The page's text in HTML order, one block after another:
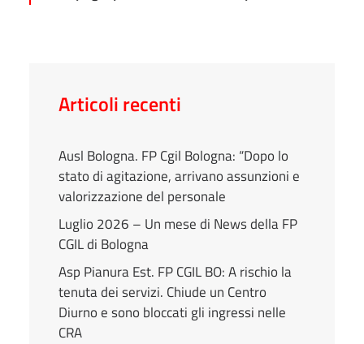
Articoli recenti
Ausl Bologna. FP Cgil Bologna: “Dopo lo
stato di agitazione, arrivano assunzioni e
valorizzazione del personale
Luglio 2026 – Un mese di News della FP
CGIL di Bologna
Asp Pianura Est. FP CGIL BO: A rischio la
tenuta dei servizi. Chiude un Centro
Diurno e sono bloccati gli ingressi nelle
CRA